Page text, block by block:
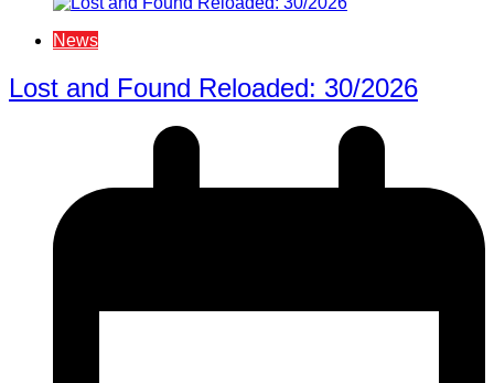
News
Lost and Found Reloaded: 30/2026